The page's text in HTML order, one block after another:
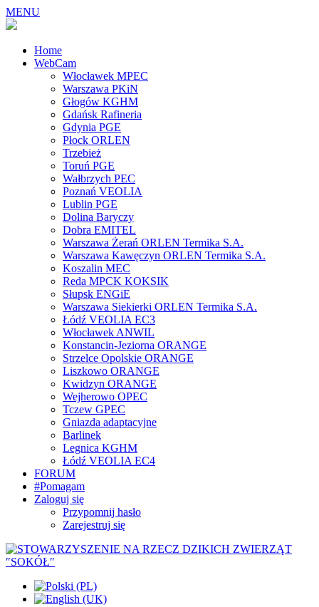
MENU
Home
WebCam
Włocławek MPEC
Warszawa PKiN
Głogów KGHM
Gdańsk Rafineria
Gdynia PGE
Płock ORLEN
Trzebież
Toruń PGE
Wałbrzych PEC
Poznań VEOLIA
Lublin PGE
Dolina Baryczy
Dobra EMITEL
Warszawa Żerań ORLEN Termika S.A.
Warszawa Kawęczyn ORLEN Termika S.A.
Koszalin MEC
Reda MPCK KOKSIK
Słupsk ENGiE
Warszawa Siekierki ORLEN Termika S.A.
Łódź VEOLIA EC3
Włocławek ANWIL
Konstancin-Jeziorna ORANGE
Strzelce Opolskie ORANGE
Liszkowo ORANGE
Kwidzyn ORANGE
Wejherowo OPEC
Tczew GPEC
Gniazda adaptacyjne
Barlinek
Legnica KGHM
Łódź VEOLIA EC4
FORUM
#Pomagam
Zaloguj się
Przypomnij hasło
Zarejestruj się